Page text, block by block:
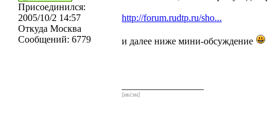
Присоединился:
2005/10/2 14:57
Откуда Москва
Сообщений: 6779
http://forum.rudtp.ru/sho...
и далее ниже мини-обсуждение
[икс́эм]